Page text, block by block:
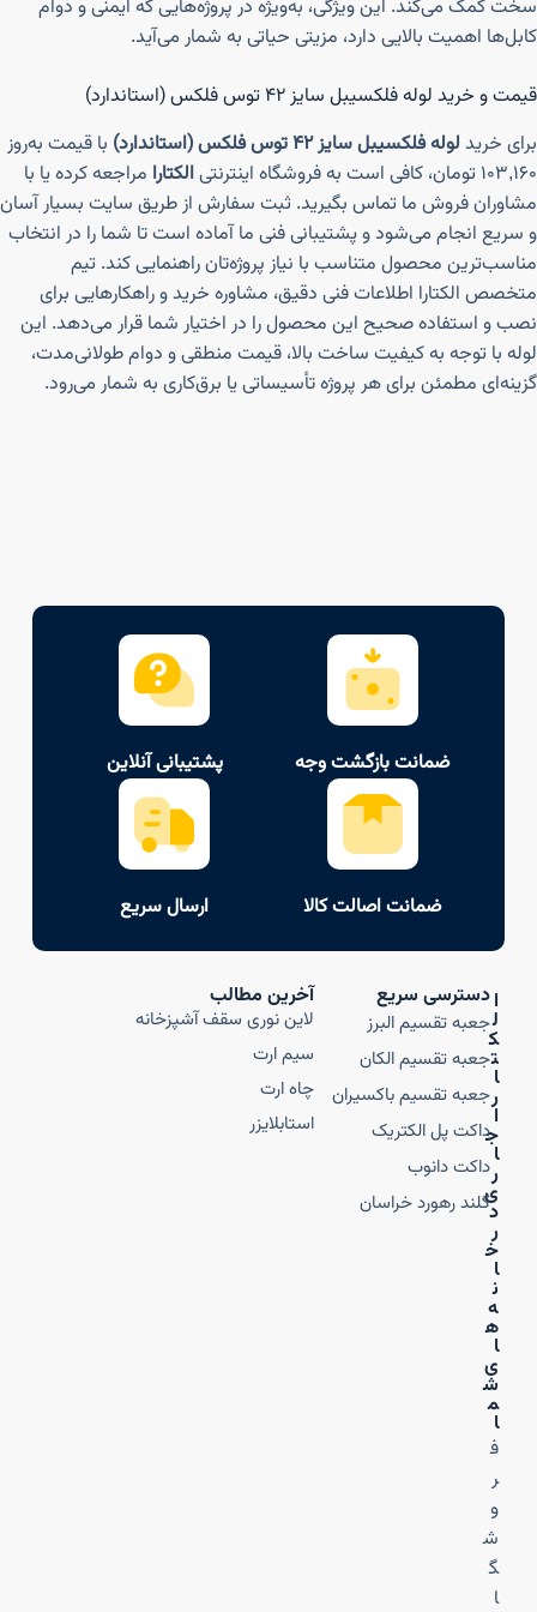
سخت کمک می‌کند. این ویژگی، به‌ویژه در پروژه‌هایی که ایمنی و دوام
کابل‌ها اهمیت بالایی دارد، مزیتی حیاتی به شمار می‌آید.
قیمت و خرید لوله فلکسیبل سایز ۴۲ توس فلکس (استاندارد)
برای خرید لوله فلکسیبل سایز ۴۲ توس فلکس (استاندارد)
با قیمت به‌روز
۱۰۳,۱۶۰ تومان، کافی است به فروشگاه اینترنتی
الکتارا مراجعه کرده یا با
مشاوران فروش ما تماس بگیرید. ثبت سفارش از طریق سایت بسیار آسان
و سریع انجام می‌شود و پشتیبانی فنی ما آماده است تا شما را در انتخاب
مناسب‌ترین محصول متناسب با نیاز پروژه‌تان راهنمایی کند. تیم
متخصص الکتارا اطلاعات فنی دقیق، مشاوره خرید و راهکارهایی برای
نصب و استفاده صحیح این محصول را در اختیار شما قرار می‌دهد. این
لوله با توجه به کیفیت ساخت بالا، قیمت منطقی و دوام طولانی‌مدت،
گزینه‌ای مطمئن برای هر پروژه تأسیساتی یا برق‌کاری به شمار می‌رود.
ضمانت بازگشت وجه پشتیبانی آنلاین
ضمانت اصالت کالا ارسال سریع
ا
ل
ک
ت
ا
ر
ا
ج
ا
ر
ی
د
ر
خ
ا
ن
ه‌
ه
ا
ی
ش
م
ا
ف
ر
و
ش
گ
ا
دسترسی سریع
جعبه تقسیم البرز
جعبه تقسیم الکان
جعبه تقسیم باکسیران
داکت پل الکتریک
داکت دانوب
گلند رهورد خراسان
آخرین مطالب
لاین نوری سقف آشپزخانه
سیم ارت
چاه ارت
استابلایزر